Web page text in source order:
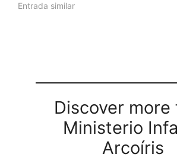
Entrada similar
Discover more
Ministerio
Arcoíris